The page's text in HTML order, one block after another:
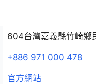
604台灣嘉義縣竹崎鄉
+886 971 000 478
官方網站